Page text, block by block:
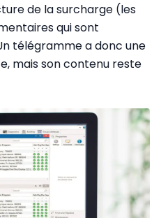
de la surcharge (les
qui sont
télégramme a donc une
mais son contenu reste